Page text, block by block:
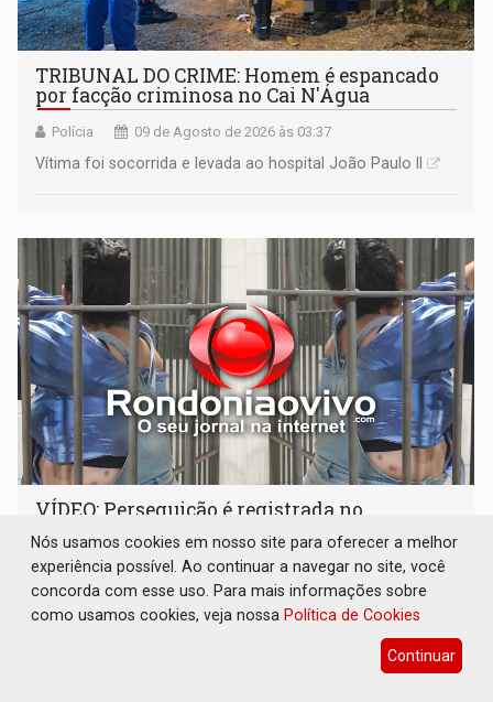
TRIBUNAL DO CRIME: Homem é espancado
por facção criminosa no Cai N'Água
Polícia 09 de Agosto de 2026 às 03:37
Vítima foi socorrida e levada ao hospital João Paulo II
VÍDEO: Perseguição é registrada no
shopping após colombiana furtar celular de
menina
Polícia 08 de Agosto de 2026 às 21:33
Mulher tentou escapar correndo para a área externa
Nós usamos cookies em nosso site para oferecer a melhor
experiência possível. Ao continuar a navegar no site, você
concorda com esse uso. Para mais informações sobre
como usamos cookies, veja nossa Política de Cookies
Continuar